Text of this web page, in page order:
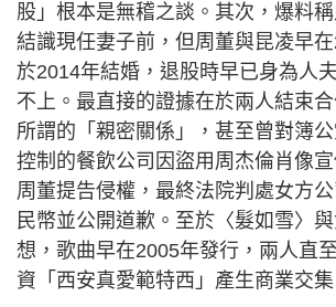
股」根本是無稽之談。其次，爆料
結識現任妻子前，但周董與昆凌早
於2014年結婚，退股時早已身為人
不上。最直接的證據在於兩人結束
所謂的「親密關係」，甚至曾對簿
控制的餐飲公司因盜用周杰倫肖像
周董提告侵權，最終法院判處女方
民幣並公開道歉。至於〈髮如雪〉
想，歌曲早在2005年發行，兩人直
資「西安真愛範特西」產生商業交集